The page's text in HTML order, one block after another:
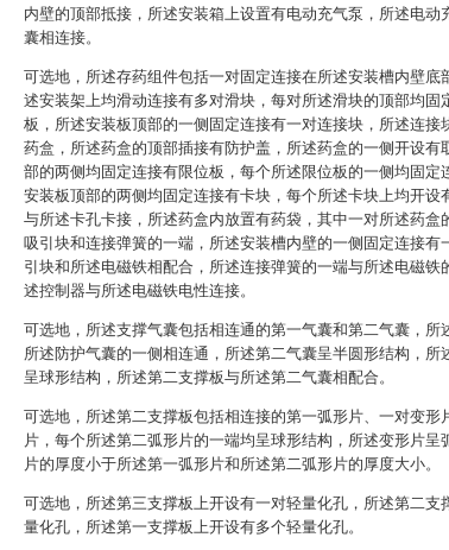
内壁的顶部抵接，所述安装箱上设置有电动充气泵，所述电动
囊相连接。
可选地，所述存药组件包括一对固定连接在所述安装槽内壁底
述安装架上均滑动连接有多对滑块，每对所述滑块的顶部均固
板，所述安装板顶部的一侧固定连接有一对连接块，所述连接
药盒，所述药盒的顶部插接有防护盖，所述药盒的一侧开设有
部的两侧均固定连接有限位板，每个所述限位板的一侧均固定
安装板顶部的两侧均固定连接有卡块，每个所述卡块上均开设
与所述卡孔卡接，所述药盒内放置有药袋，其中一对所述药盒
吸引块和连接弹簧的一端，所述安装槽内壁的一侧固定连接有
引块和所述电磁铁相配合，所述连接弹簧的一端与所述电磁铁
述控制器与所述电磁铁电性连接。
可选地，所述支撑气囊包括相连通的第一气囊和第二气囊，所
所述防护气囊的一侧相连通，所述第二气囊呈半圆形结构，所
呈球形结构，所述第二支撑板与所述第二气囊相配合。
可选地，所述第二支撑板包括相连接的第一弧形片、一对变形
片，每个所述第二弧形片的一端均呈球形结构，所述变形片呈
片的厚度小于所述第一弧形片和所述第二弧形片的厚度大小。
可选地，所述第三支撑板上开设有一对轻量化孔，所述第二支
量化孔，所述第一支撑板上开设有多个轻量化孔。